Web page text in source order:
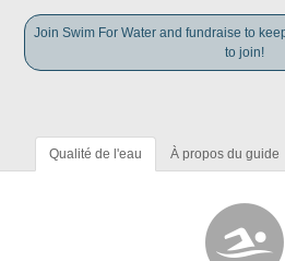
Join Swim For Water and fundraise to
to join!
Qualité de l'eau À propos du guide